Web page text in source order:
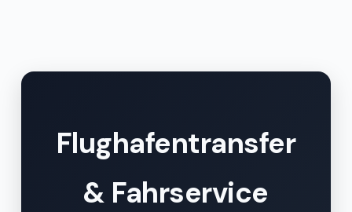
Flughafentransfer
& Fahrservice